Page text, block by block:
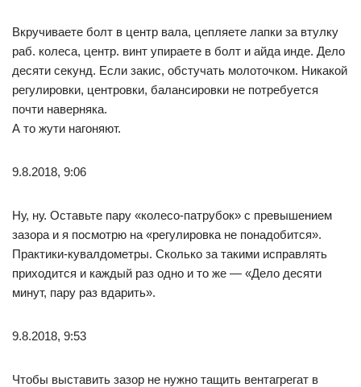
Вкручиваете болт в центр вала, цепляете лапки за втулку
раб. колеса, центр. винт упираете в болт и айда инде. Дело
десяти секунд. Если закис, обстучать молоточком. Никакой
регулировки, центровки, балансировки не потребуется
почти наверняка.
А то жути нагоняют.
9.8.2018, 9:06
Ну, ну. Оставьте пару «колесо-патрубок» с превышением
зазора и я посмотрю на «регулировка не понадобится».
Практики-кувалдометры. Сколько за такими исправлять
приходится и каждый раз одно и то же — «Дело десяти
минут, пару раз вдарить».
9.8.2018, 9:53
Чтобы выставить зазор не нужно тащить вентагрегат в